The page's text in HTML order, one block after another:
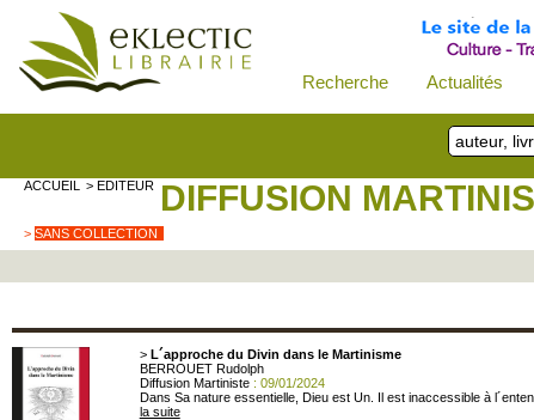
Recherche Actualités
ACCUEIL > EDITEUR DIFFUSION
> SANS COLLECTION
> L´approche du Divin dans le Martinisme
BERROUET Rudolph
Diffusion Martiniste: 09/01/2024
Dans Sa nature essentielle, Dieu est Un. Il est inaccessible à
la suite